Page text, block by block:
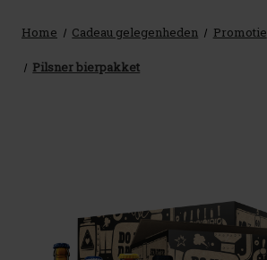
Home Cadeau gelegenheden Promotie
Pilsner bierpakket